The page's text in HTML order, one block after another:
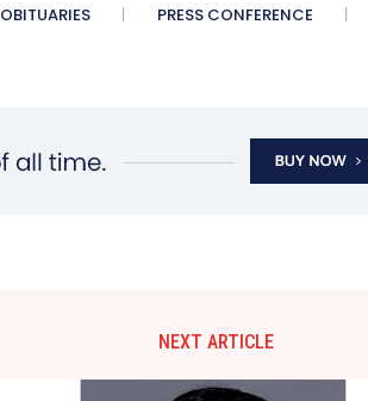
OBITUARIES PRESS CONFERENCE
NEXT ARTICLE